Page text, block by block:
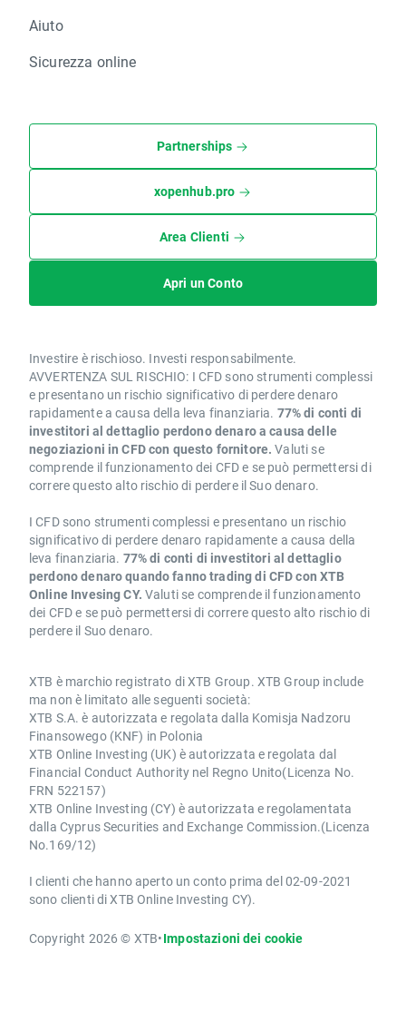
Aiuto
Sicurezza online
Partnerships
xopenhub.pro
Area Clienti
Apri un Conto
Investire è rischioso. Investi responsabilmente.
AVVERTENZA SUL RISCHIO: I CFD sono strumenti complessi
e presentano un rischio significativo di perdere denaro
rapidamente a causa della leva finanziaria. 77% di conti di
investitori al dettaglio perdono denaro a causa delle
negoziazioni in CFD con questo fornitore. Valuti se
comprende il funzionamento dei CFD e se può permettersi di
correre questo alto rischio di perdere il Suo denaro.
I CFD sono strumenti complessi e presentano un rischio
significativo di perdere denaro rapidamente a causa della
leva finanziaria. 77% di conti di investitori al dettaglio
perdono denaro quando fanno trading di CFD con XTB
Online Invesing CY. Valuti se comprende il funzionamento
dei CFD e se può permettersi di correre questo alto rischio di
perdere il Suo denaro.
XTB è marchio registrato di XTB Group. XTB Group include
ma non è limitato alle seguenti società:
XTB S.A. è autorizzata e regolata dalla Komisja Nadzoru
Finansowego (KNF) in Polonia
XTB Online Investing (UK) è autorizzata e regolata dal
Financial Conduct Authority nel Regno Unito(Licenza No.
FRN 522157)
XTB Online Investing (CY) è autorizzata e regolamentata
dalla Cyprus Securities and Exchange Commission.(Licenza
No.169/12)
I clienti che hanno aperto un conto prima del 02-09-2021
sono clienti di XTB Online Investing CY).
Copyright 2026 © XTB•Impostazioni dei cookie